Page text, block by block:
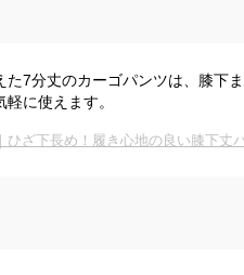
7分丈のカーゴパンツは、膝下
に使えます。
ひざ下長め！履き心地の良い膝下丈